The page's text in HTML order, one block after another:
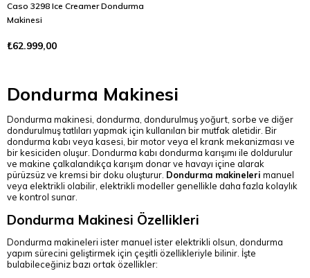
Caso 3298 Ice Creamer Dondurma
Makinesi
₺62.999,00
Dondurma Makinesi
Dondurma makinesi, dondurma, dondurulmuş yoğurt, sorbe ve diğer
dondurulmuş tatlıları yapmak için kullanılan bir mutfak aletidir. Bir
dondurma kabı veya kasesi, bir motor veya el krank mekanizması ve
bir kesiciden oluşur. Dondurma kabı dondurma karışımı ile doldurulur
ve makine çalkalandıkça karışım donar ve havayı içine alarak
pürüzsüz ve kremsi bir doku oluşturur. Dondurma makineleri manuel
veya elektrikli olabilir, elektrikli modeller genellikle daha fazla kolaylık
ve kontrol sunar.
Dondurma Makinesi Özellikleri
Dondurma makineleri ister manuel ister elektrikli olsun, dondurma
yapım sürecini geliştirmek için çeşitli özellikleriyle bilinir. İşte
bulabileceğiniz bazı ortak özellikler: